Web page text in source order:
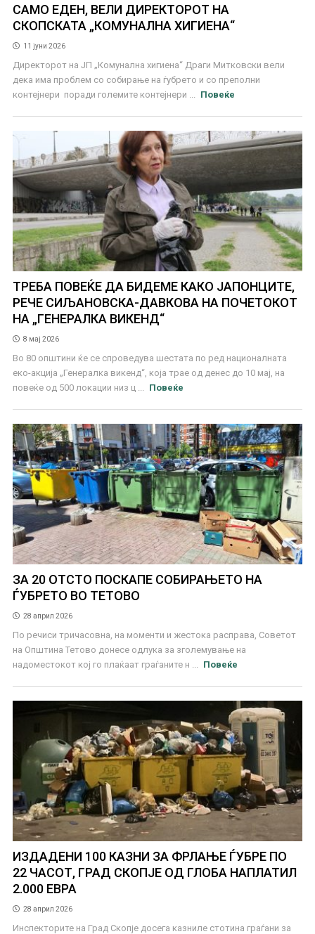
САМО ЕДЕН, ВЕЛИ ДИРЕКТОРОТ НА
СКОПСКАТА „КОМУНАЛНА ХИГИЕНА“
11 јуни 2026
Директорот на ЈП „Комунална хигиена“ Драги Митковски вели
дека има проблем со собирање на ѓубрето и со преполни
контејнери поради големите контејнери ...
Повеќе
ТРЕБА ПОВЕЌЕ ДА БИДЕМЕ КАКО ЈАПОНЦИТЕ,
РЕЧЕ СИЉАНОВСКА-ДАВКОВА НА ПОЧЕТОКОТ
НА „ГЕНЕРАЛКА ВИКЕНД“
8 мај 2026
Во 80 општини ќе се спроведува шестата по ред националната
еко-акција „Генералка викенд“, која трае од денес до 10 мај, на
повеќе од 500 локации низ ц ...
Повеќе
ЗА 20 ОТСТО ПОСКАПЕ СОБИРАЊЕТО НА
ЃУБРЕТО ВО ТЕТОВО
28 април 2026
По речиси тричасовна, на моменти и жестока расправа, Советот
на Општина Тетово донесе одлука за зголемување на
надоместокот кој го плаќаат граѓаните н ...
Повеќе
ИЗДАДЕНИ 100 КАЗНИ ЗА ФРЛАЊЕ ЃУБРЕ ПО
22 ЧАСОТ, ГРАД СКОПЈЕ ОД ГЛОБА НАПЛАТИЛ
2.000 ЕВРА
28 април 2026
Инспекторите на Град Скопје досега казниле стотина граѓани за